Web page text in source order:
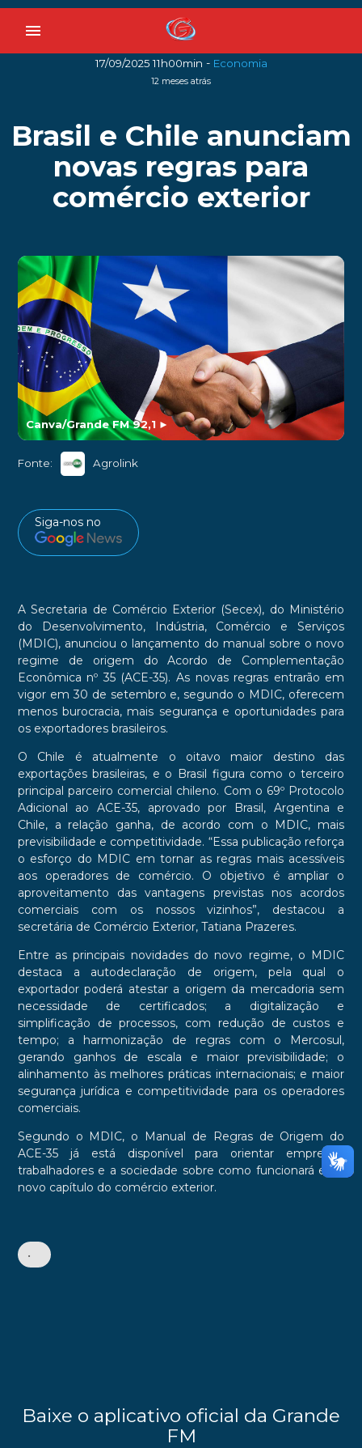
menu
17/09/2025 11h00min - Economia
12 meses atrás
Brasil e Chile anunciam
novas regras para
comércio exterior
Canva/Grande FM 92,1►
Fonte: Agrolink
Siga-nos no
A Secretaria de Comércio Exterior (Secex), do Ministério
do Desenvolvimento, Indústria, Comércio e Serviços
(MDIC), anunciou o lançamento do manual sobre o novo
regime de origem do Acordo de Complementação
Econômica nº 35 (ACE-35). As novas regras entrarão em
vigor em 30 de setembro e, segundo o MDIC, oferecem
menos burocracia, mais segurança e oportunidades para
os exportadores brasileiros.
O Chile é atualmente o oitavo maior destino das
exportações brasileiras, e o Brasil figura como o terceiro
principal parceiro comercial chileno. Com o 69º Protocolo
Adicional ao ACE-35, aprovado por Brasil, Argentina e
Chile, a relação ganha, de acordo com o MDIC, mais
previsibilidade e competitividade. “Essa publicação reforça
o esforço do MDIC em tornar as regras mais acessíveis
aos operadores de comércio. O objetivo é ampliar o
aproveitamento das vantagens previstas nos acordos
comerciais com os nossos vizinhos”, destacou a
secretária de Comércio Exterior, Tatiana Prazeres.
Entre as principais novidades do novo regime, o MDIC
destaca a autodeclaração de origem, pela qual o
exportador poderá atestar a origem da mercadoria sem
necessidade de certificados; a digitalização e
simplificação de processos, com redução de custos e
tempo; a harmonização de regras com o Mercosul,
gerando ganhos de escala e maior previsibilidade; o
alinhamento às melhores práticas internacionais; e maior
segurança jurídica e competitividade para os operadores
comerciais.
Segundo o MDIC, o Manual de Regras de Origem do
ACE-35 já está disponível para orientar empresas,
trabalhadores e a sociedade sobre como funcionará esse
novo capítulo do comércio exterior.
•
Baixe o aplicativo oficial da Grande
FM